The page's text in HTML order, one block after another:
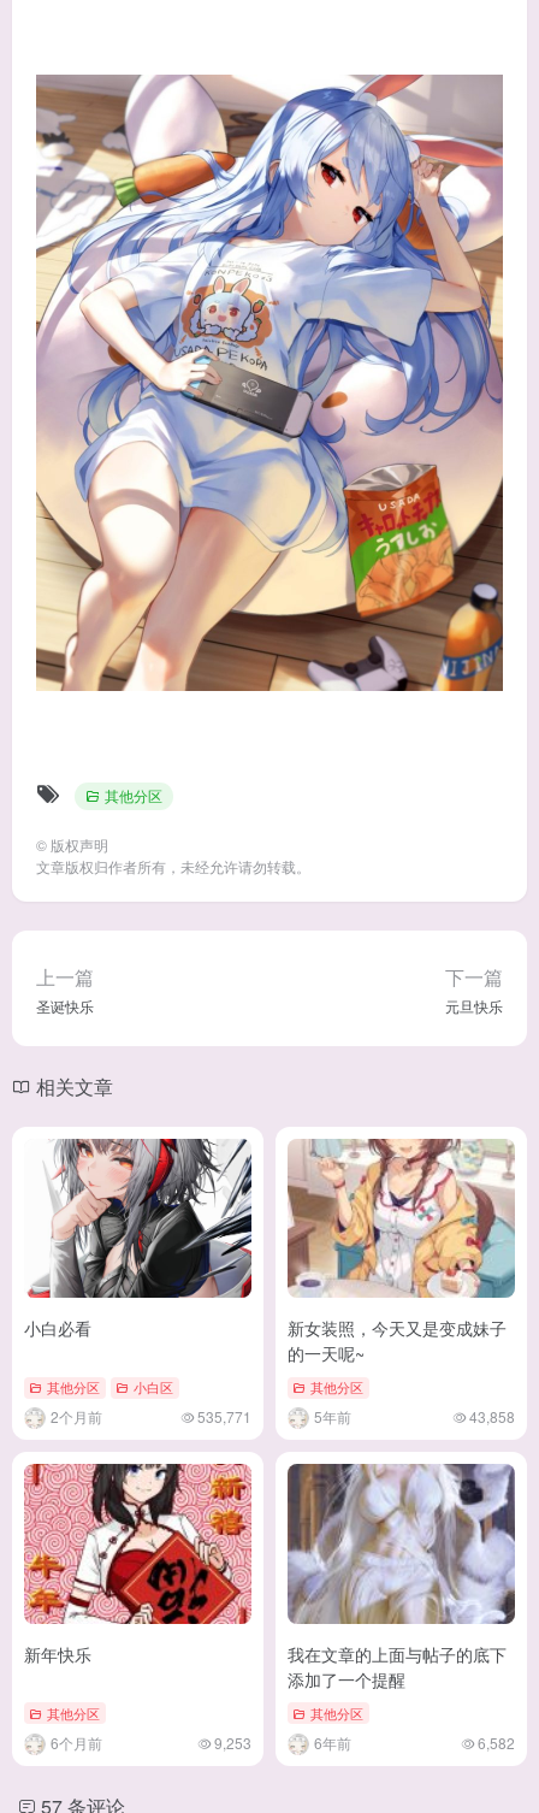
其他分区
© 版权声明
文章版权归作者所有，未经允许请勿转载。
上一篇
圣诞快乐
下一篇
元旦快乐
相关文章
小白必看
其他分区 小白区
2个月前 535,771
新女装照，今天又是变成妹子
的一天呢~
其他分区
5年前 43,858
新年快乐
其他分区
6个月前 9,253
我在文章的上面与帖子的底下
添加了一个提醒
其他分区
6年前 6,582
57 条评论